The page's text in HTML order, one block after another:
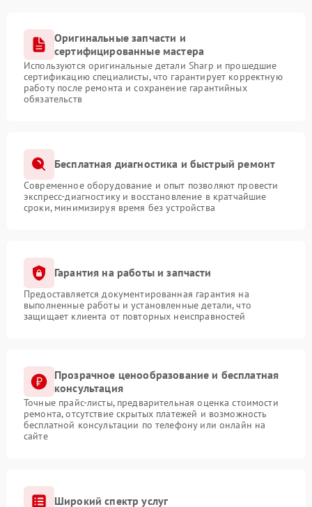
Оригинальные запчасти и
сертифицированные мастера
Используются оригинальные детали Sharp и прошедшие
сертификацию специалисты, что гарантирует корректную
работу после ремонта и сохранение гарантийных
обязательств
Бесплатная диагностика и быстрый ремонт
Современное оборудование и опыт позволяют провести
экспресс-диагностику и восстановление в кратчайшие
сроки, минимизируя время без устройства
Гарантия на работы и запчасти
Предоставляется документированная гарантия на
выполненные работы и установленные детали, что
защищает клиента от повторных неисправностей
Прозрачное ценообразование и бесплатная
консультация
Точные прайс-листы, предварительная оценка стоимости
ремонта, отсутствие скрытых платежей и возможность
бесплатной консультации по телефону или онлайн на
сайте
Широкий спектр услуг